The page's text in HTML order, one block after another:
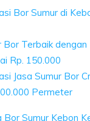
Bor Sumur di
Bor Terbaik
Rp. 150.000
Jasa Sumur Bor
Permeter
Bor Sumur Kebon